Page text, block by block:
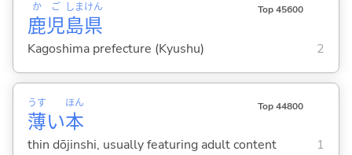
鹿
か
児
ご
島
しま
県
けん Top 45600
Kagoshima prefecture (Kyushu) 2
薄
うす
い本
ほん Top 44800
thin dōjinshi, usually featuring adult content 1